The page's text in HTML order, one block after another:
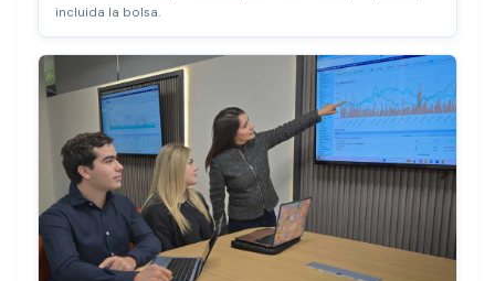
incluida la bolsa.